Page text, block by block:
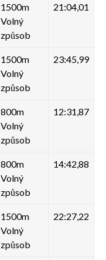
1500m
Volný
způsob
21:04,01
1500m
Volný
způsob
23:45,99
800m
Volný
způsob
12:31,87
800m
Volný
způsob
14:42,88
1500m
Volný
způsob
22:27,22